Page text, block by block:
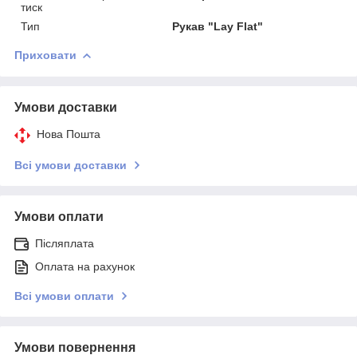
тиск
Тип Рукав "Lay Flat"
Приховати
Умови доставки
Нова Пошта
Всі умови доставки
Умови оплати
Післяплата
Оплата на рахунок
Всі умови оплати
Умови повернення